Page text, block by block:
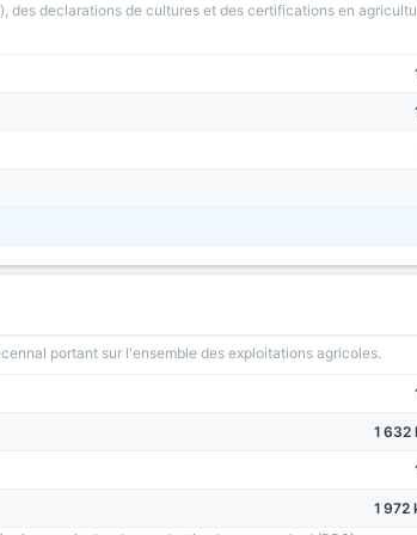
des declarations de cultures et des certifications en
portant sur l'ensemble des exploitations agricoles.
1 632
1 972